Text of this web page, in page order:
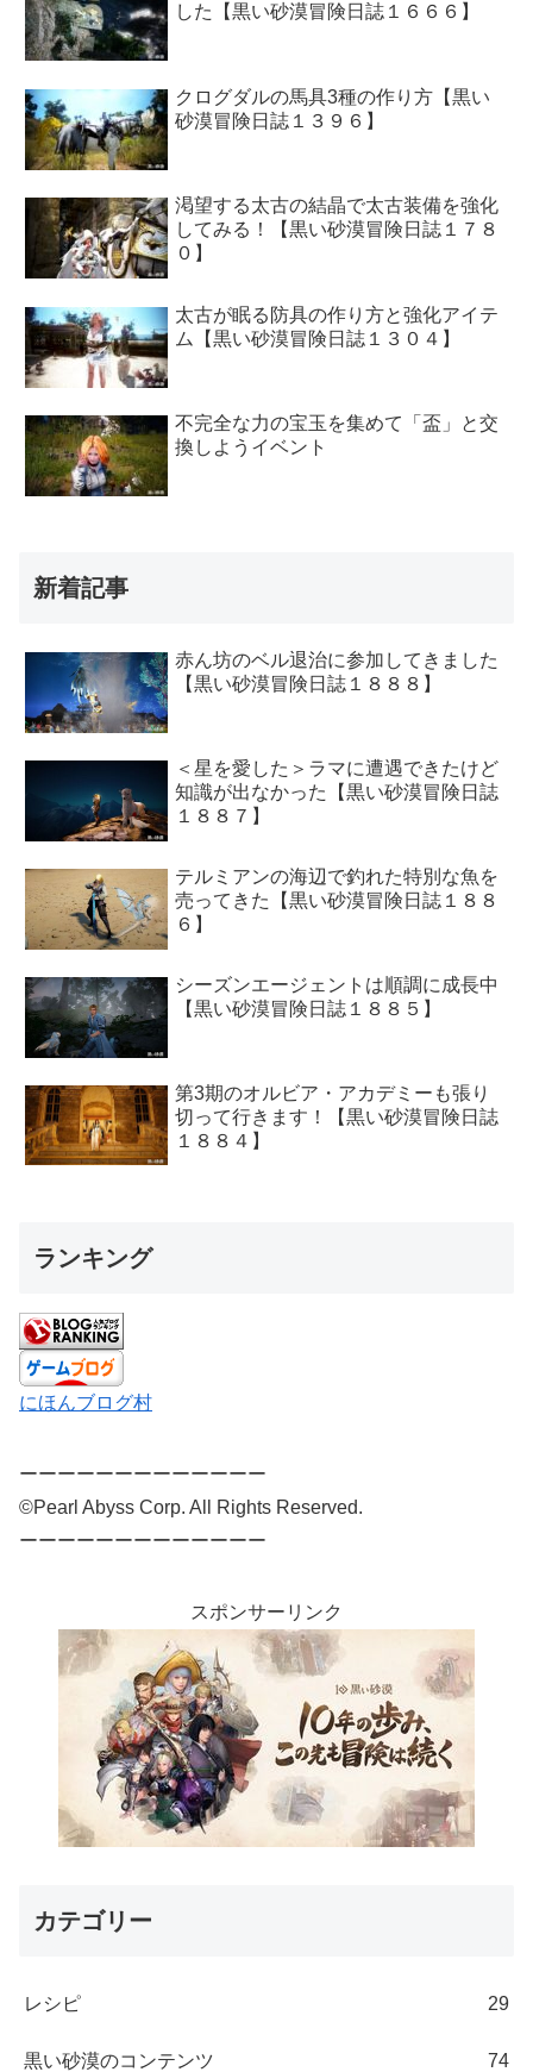
した【黒い砂漠冒険日誌１６６６】
クログダルの馬具3種の作り方【黒い
砂漠冒険日誌１３９６】
渇望する太古の結晶で太古装備を強化
してみる！【黒い砂漠冒険日誌１７８
０】
太古が眠る防具の作り方と強化アイテ
ム【黒い砂漠冒険日誌１３０４】
不完全な力の宝玉を集めて「盃」と交
換しようイベント
新着記事
赤ん坊のベル退治に参加してきました
【黒い砂漠冒険日誌１８８８】
＜星を愛した＞ラマに遭遇できたけど
知識が出なかった【黒い砂漠冒険日誌
１８８７】
テルミアンの海辺で釣れた特別な魚を
売ってきた【黒い砂漠冒険日誌１８８
６】
シーズンエージェントは順調に成長中
【黒い砂漠冒険日誌１８８５】
第3期のオルビア・アカデミーも張り
切って行きます！【黒い砂漠冒険日誌
１８８４】
ランキング
にほんブログ村
ーーーーーーーーーーーーー
©Pearl Abyss Corp. All Rights Reserved.
ーーーーーーーーーーーーー
スポンサーリンク
カテゴリー
レシピ 29
黒い砂漠のコンテンツ 74